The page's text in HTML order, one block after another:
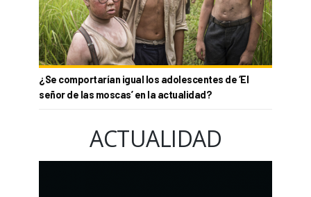
¿Se comportarían igual los adolescentes de ‘El
señor de las moscas’ en la actualidad?
ACTUALIDAD